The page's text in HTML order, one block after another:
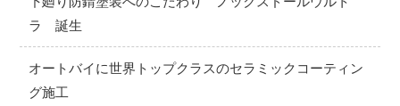
ラ 誕生
オートバイに世界トップクラスのセラミックコーティン
グ施工